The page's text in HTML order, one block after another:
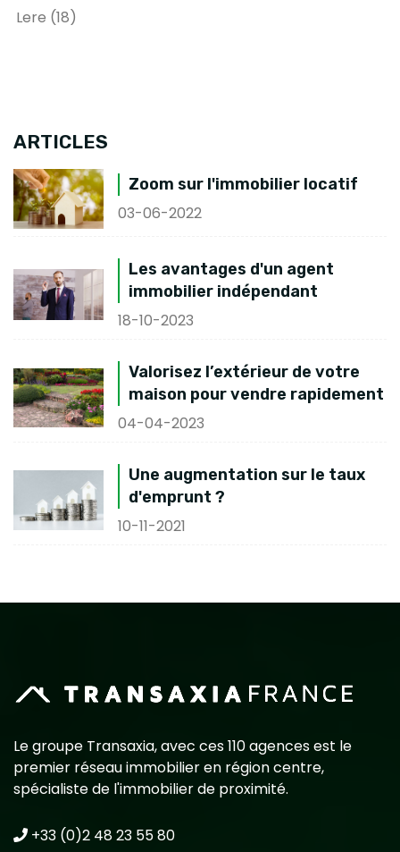
Lere (18)
ARTICLES
Zoom sur l'immobilier locatif
03-06-2022
Les avantages d'un agent
immobilier indépendant
18-10-2023
Valorisez l’extérieur de votre
maison pour vendre rapidement
04-04-2023
Une augmentation sur le taux
d'emprunt ?
10-11-2021
Le groupe Transaxia, avec ces 110 agences est le
premier réseau immobilier en région centre,
spécialiste de l'immobilier de proximité.
+33 (0)2 48 23 55 80